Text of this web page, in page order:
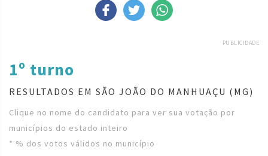
PUBLICIDADE
1º turno
RESULTADOS EM SÃO JOÃO DO MANHUAÇU (MG)
Clique no nome do candidato para ver sua votação por
municípios do estado inteiro
* % dos votos válidos no município